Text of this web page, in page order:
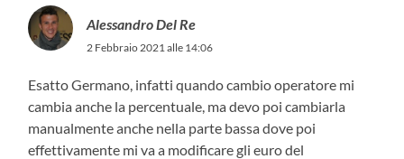
Alessandro Del Re
2 Febbraio 2021 alle 14:06
Esatto Germano, infatti quando cambio operatore mi
cambia anche la percentuale, ma devo poi cambiarla
manualmente anche nella parte bassa dove poi
effettivamente mi va a modificare gli euro del